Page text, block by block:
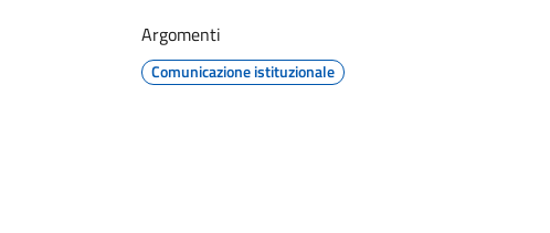
Argomenti
Comunicazione istituzionale